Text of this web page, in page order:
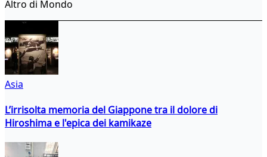
Altro di Mondo
Asia
L’irrisolta memoria del Giappone tra il dolore di
Hiroshima e l'epica dei kamikaze